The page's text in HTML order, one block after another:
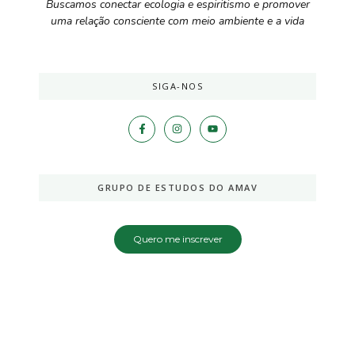
Buscamos conectar ecologia e espiritismo e promover
uma relação consciente com meio ambiente e a vida
SIGA-NOS
GRUPO DE ESTUDOS DO AMAV
Quero me inscrever